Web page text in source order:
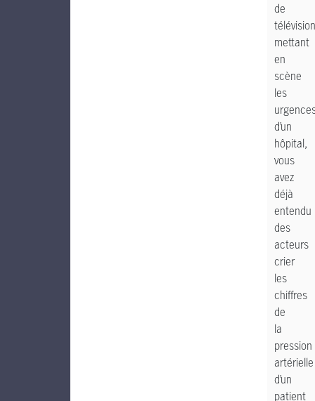
de
télévision
mettant
en
scène
les
d’un
hôpital,
vous
avez
déjà
entendu
des
acteurs
crier
les
chiffres
de
la
pression
artérielle
d’un
patient